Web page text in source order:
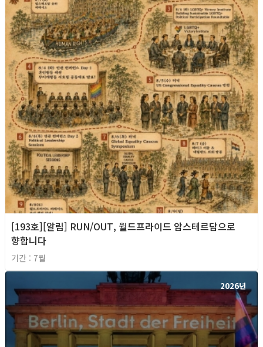
[193호][알림] RUN/OUT, 월드프라이드 암스테르담으로
향합니다
기간 : 7월
2026년